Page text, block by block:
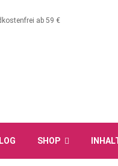
ab 59 €
SHOP